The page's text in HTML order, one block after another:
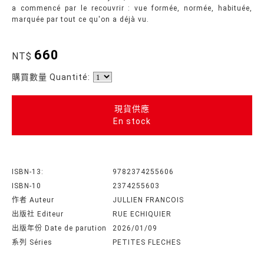
a commencé par le recouvrir : vue formée, normée, habituée,
marquée par tout ce qu'on a déjà vu.
NT$ 660
購買數量 Quantité:
現貨供應
En stock
ISBN-13:
9782374255606
ISBN-10
2374255603
作者 Auteur
JULLIEN FRANCOIS
出版社 Editeur
RUE ECHIQUIER
出版年份 Date de parution
2026/01/09
系列 Séries
PETITES FLECHES